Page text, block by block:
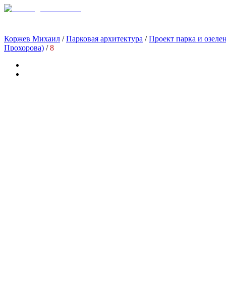
Коржев Михаил /Парковая архитектура /Проект парка и
Прохорова) /8